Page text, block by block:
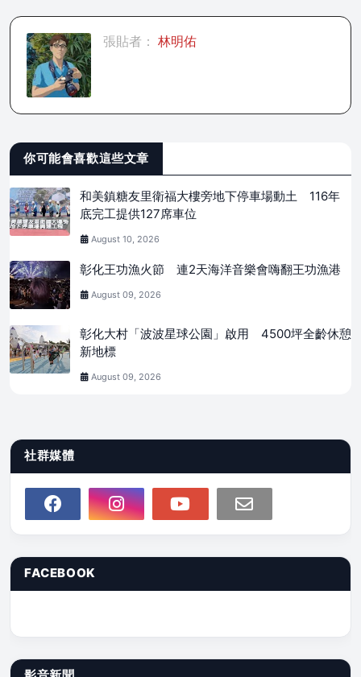
張貼者： 林明佑
你可能會喜歡這些文章
和美鎮糖友里衛福大樓旁地下停車場動土 116年
底完工提供127席車位
August 10, 2026
彰化王功漁火節 連2天海洋音樂會嗨翻王功漁港
August 09, 2026
彰化大村「波波星球公園」啟用 4500坪全齡休憩
新地標
August 09, 2026
社群媒體
FACEBOOK